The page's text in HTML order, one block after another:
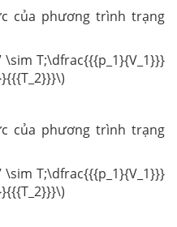
của phương trình trạng
T;\dfrac{{{p_1}{V_1}}}
của phương trình trạng
T;\dfrac{{{p_1}{V_1}}}